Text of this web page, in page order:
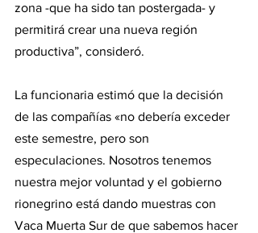
zona -que ha sido tan postergada- y
permitirá crear una nueva región
productiva”, consideró.
La funcionaria estimó que la decisión
de las compañías «no debería exceder
este semestre, pero son
especulaciones. Nosotros tenemos
nuestra mejor voluntad y el gobierno
rionegrino está dando muestras con
Vaca Muerta Sur de que sabemos hacer